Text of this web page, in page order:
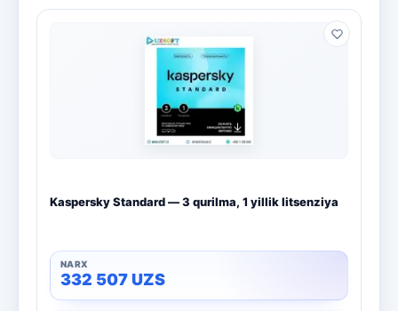
Kaspersky Standard — 3 qurilma, 1 yillik litsenziya
332 507UZS